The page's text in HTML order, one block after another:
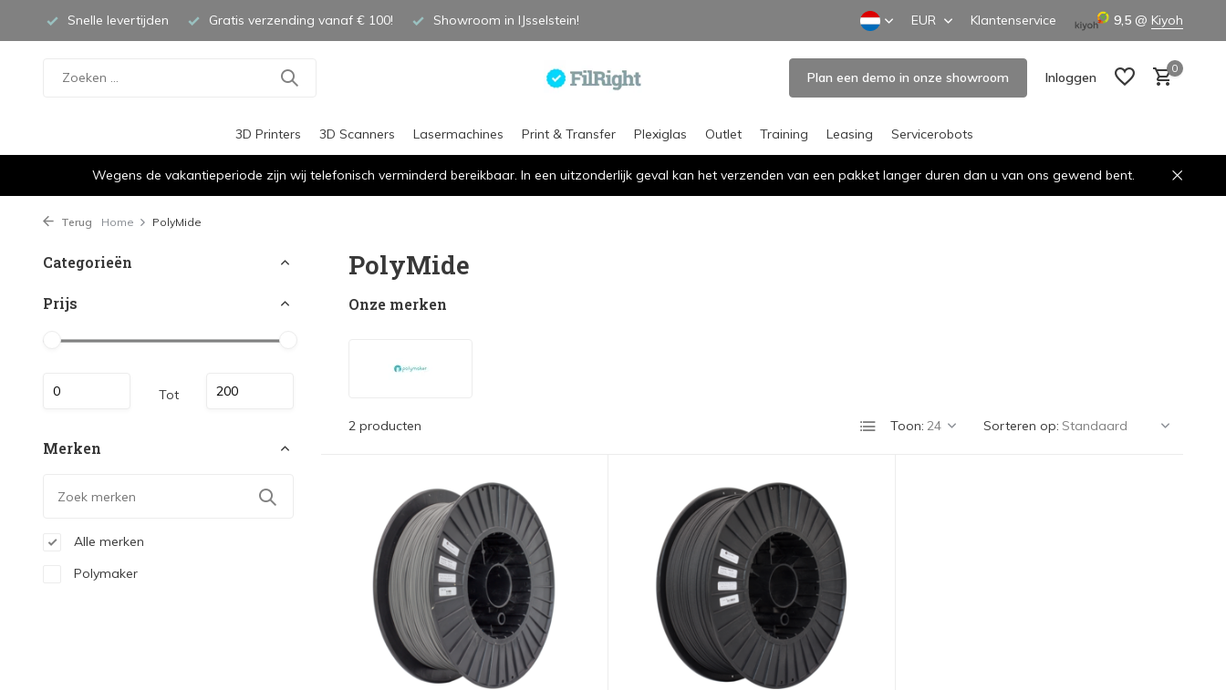
Snelle levertijden Gratis verzending vanaf € 100! Showroom in IJsselstein! EUR Klantenservice 9,5 @ Kiyoh
Plan een demo in onze showroom Inloggen
0
3D Printers 3D Scanners Lasermachines Print & Transfer Plexiglas Outlet Training Leasing Servicerobots
Wegens de vakantieperiode zijn wij telefonisch verminderd bereikbaar. In een uitzonderlijk geval kan het verzenden van een pakket langer duren dan u van ons gewend bent.
Terug Home PolyMide
Categorieën
Prijs
Tot
Merken
Alle merken
Polymaker
PolyMide
Onze merken
2 producten Toon: Sorteren op: